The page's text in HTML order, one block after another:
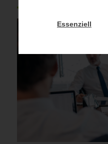
Essenziell